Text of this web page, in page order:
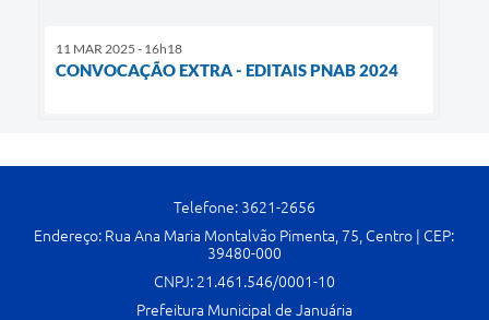
11 MAR 2025 - 16h18
CONVOCAÇÃO EXTRA - EDITAIS PNAB 2024
Telefone: 3621-2656
Endereço: Rua Ana Maria Montalvão Pimenta, 75, Centro | CEP:
39480-000
CNPJ: 21.461.546/0001-10
Prefeitura Municipal de Januária